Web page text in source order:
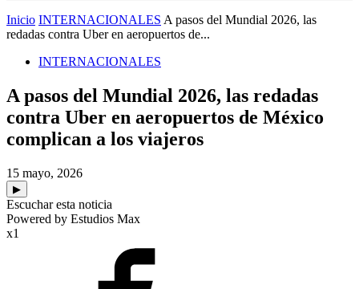
Inicio INTERNACIONALES A pasos del Mundial 2026, las
redadas contra Uber en aeropuertos de...
INTERNACIONALES
A pasos del Mundial 2026, las redadas
contra Uber en aeropuertos de México
complican a los viajeros
15 mayo, 2026
▶
Escuchar esta noticia
Powered by Estudios Max
x1